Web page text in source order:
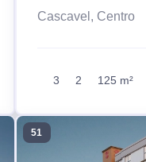
Cascavel, Centro
3 2 125 m²
51